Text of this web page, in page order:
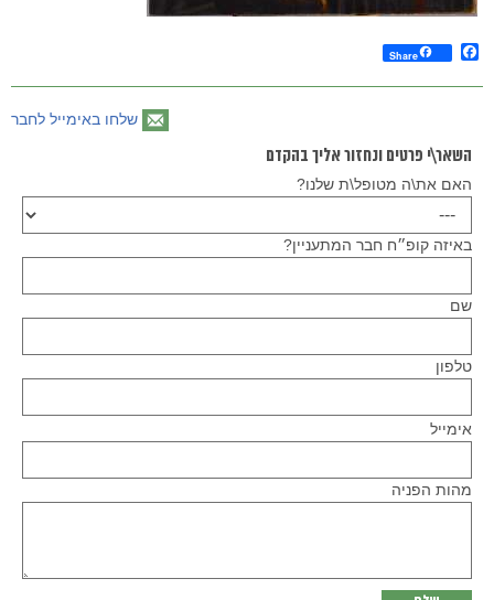
Facebook
Share
שלחו באימייל לחבר
השאר\י פרטים ונחזור אליך בהקדם
האם את\ה מטופל\ת שלנו?
באיזה קופ״ח חבר המתעניין?
שם
טלפון
leave
אימייל
מהות הפניה